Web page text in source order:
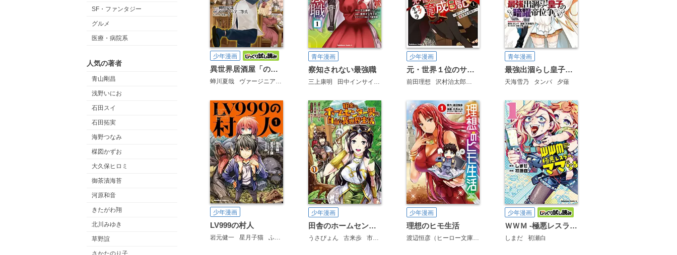
SF・ファンタジー
グルメ
医療・病院系
人気の著者
青山剛昌
浅野いにお
石田スイ
石田拓実
海野つなみ
楳図かずお
大久保ヒロミ
御茶漬海苔
河原和音
きたがわ翔
北川みゆき
草野誼
さかたのり子
少年漫画
異世界居酒屋「のぶ」
蝉川夏哉 ヴァージニア二等兵
青年漫画
察知されない最強職
三上康明 田中インサイダー 八城惺架 イマジカインフォス
少年漫画
元・世界１位のサブキャラ育成日記 ～廃プレイヤー、異世界を攻略中！～
前田理想 沢村治太郎 まろ
青年漫画
最強出涸らし皇子の暗躍帝位争い
天海雪乃 タンバ 夕薙
少年漫画
LV999の村人
岩元健一 星月子猫 ふーみ
少年漫画
田舎のホームセンター男の自由な異世界生活
うさぴょん 古来歩 市丸きすけ
少年漫画
理想のヒモ生活
渡辺恒彦（ヒーロー文庫／イマジカインフォス） 日月ネコ
少年漫画
ＷＷＭ -極悪レスラー、ママになる-
しまだ 初瀬白